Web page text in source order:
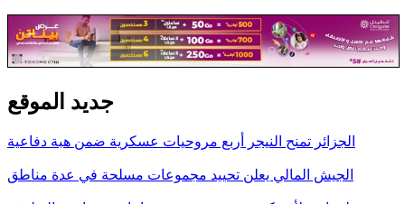
جديد الموقع
الجزائر تمنح النيجر أربع مروحيات عسكرية ضمن هبة دفاعية
الجيش المالي يعلن تحييد مجموعات مسلحة في عدة مناطق